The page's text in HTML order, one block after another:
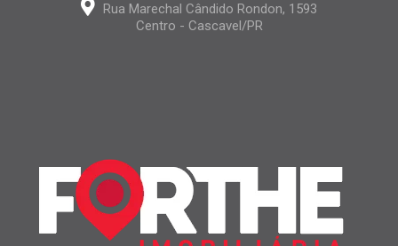
Rua Marechal Cândido Rondon, 1593
Centro - Cascavel/PR